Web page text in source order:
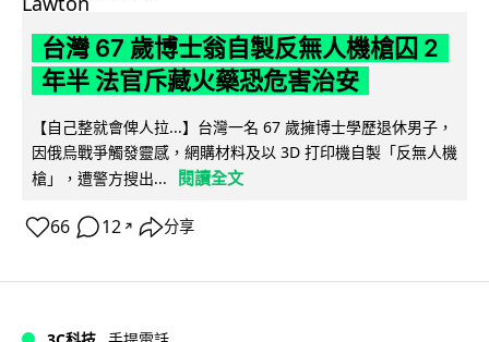
台灣 67 歲博士翁自製反無人機槍囚 2
年半 法官斥藏火藥恐危害治安
【自己整就會俾人拉...】台灣一名 67 歲擁博士學歷退休男子，
因俄烏戰爭觸發靈感，網購材料及以 3D 打印機自製「反無人機
槍」，遭警方搜出...
閱讀全文
66 12 ↗ 分享